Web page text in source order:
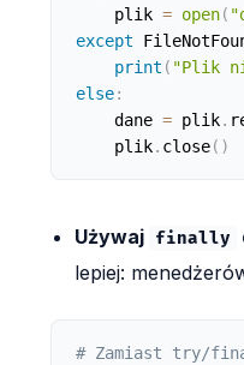
    plik
= open(
except
print ( "Plik
else:
    dane
= plik.
    plik
. close( )
Używaj finally
lepiej:
# Zamiast try/